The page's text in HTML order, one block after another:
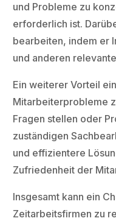
und Probleme zu
erforderlich ist.
bearbeiten, indem er
und anderen
Ein weiterer Vorteil
Mitarbeiterprobleme
Fragen stellen oder
zuständigen
und effizientere
Zufriedenheit der
Insgesamt kann ein
Zeitarbeitsfirmen zu